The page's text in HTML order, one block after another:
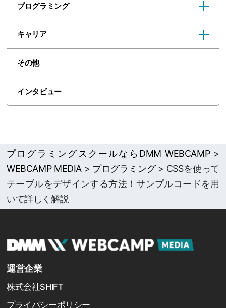
プログラミング
キャリア
その他
インタビュー
プログラミングスクールならDMM WEBCAMP>
WEBCAMP MEDIA > プログラミング> CSSを使って
テーブルをデザインする方法！サンプルコードを用
いて詳しく解説
運営企業
株式会社SHIFT
プライバシーポリシー